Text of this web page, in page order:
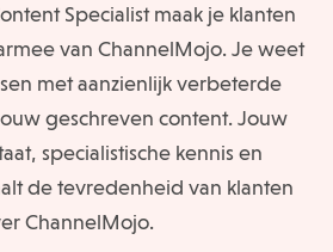
Specialist maak je klanten
van ChannelMojo. Je weet
met aanzienlijk verbeterde
geschreven content. Jouw
specialistische kennis en
de tevredenheid van klanten
ChannelMojo.